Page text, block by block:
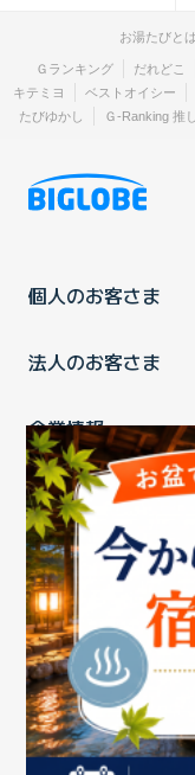
お湯たびとは
Ｇランキング だれどこ
キテミヨ
ベストオイシー
たびゆかし
Ｇ-Ranking 推
個人のお客さま
法人のお客さま
企業情報
ご利用中の方
お問い合わせ消費税の
個人情報保護ポリシー
特定商取引法に基づ
商標について